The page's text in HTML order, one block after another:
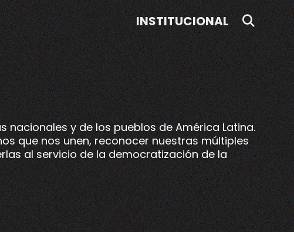
INSTITUCIONAL
y de los pueblos de América Latina.
que nos unen, reconocer nuestras múltiples
al servicio de la democratización de la